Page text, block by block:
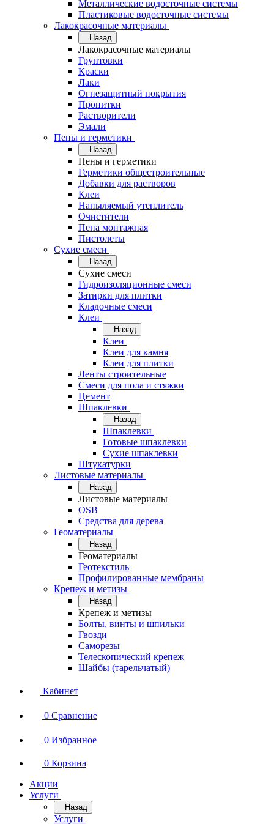
Металлические водосточные системы
Пластиковые водосточные системы
Лакокрасочные материалы
Назад
Лакокрасочные материалы
Грунтовки
Краски
Лаки
Огнезащитный покрытия
Пропитки
Растворители
Эмали
Пены и герметики
Назад
Пены и герметики
Герметики общестроительные
Добавки для растворов
Клеи
Напыляемый утеплитель
Очистители
Пена монтажная
Пистолеты
Сухие смеси
Назад
Сухие смеси
Гидроизоляционные смеси
Затирки для плитки
Кладочные смеси
Клеи
Назад
Клеи
Клеи для камня
Клеи для плитки
Ленты строительные
Смеси для пола и стяжки
Цемент
Шпаклевки
Назад
Шпаклевки
Готовые шпаклевки
Сухие шпаклевки
Штукатурки
Листовые материалы
Назад
Листовые материалы
OSB
Средства для дерева
Геоматериалы
Назад
Геоматериалы
Геотекстиль
Профилированные мембраны
Крепеж и метизы
Назад
Крепеж и метизы
Болты, винты и шпильки
Гвозди
Саморезы
Телескопический крепеж
Шайбы (тарельчатый)
Кабинет
0 Сравнение
0 Избранное
0 Корзина
Акции
Услуги
Назад
Услуги